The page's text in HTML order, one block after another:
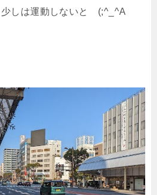
少しは運動しないと (;^_^A